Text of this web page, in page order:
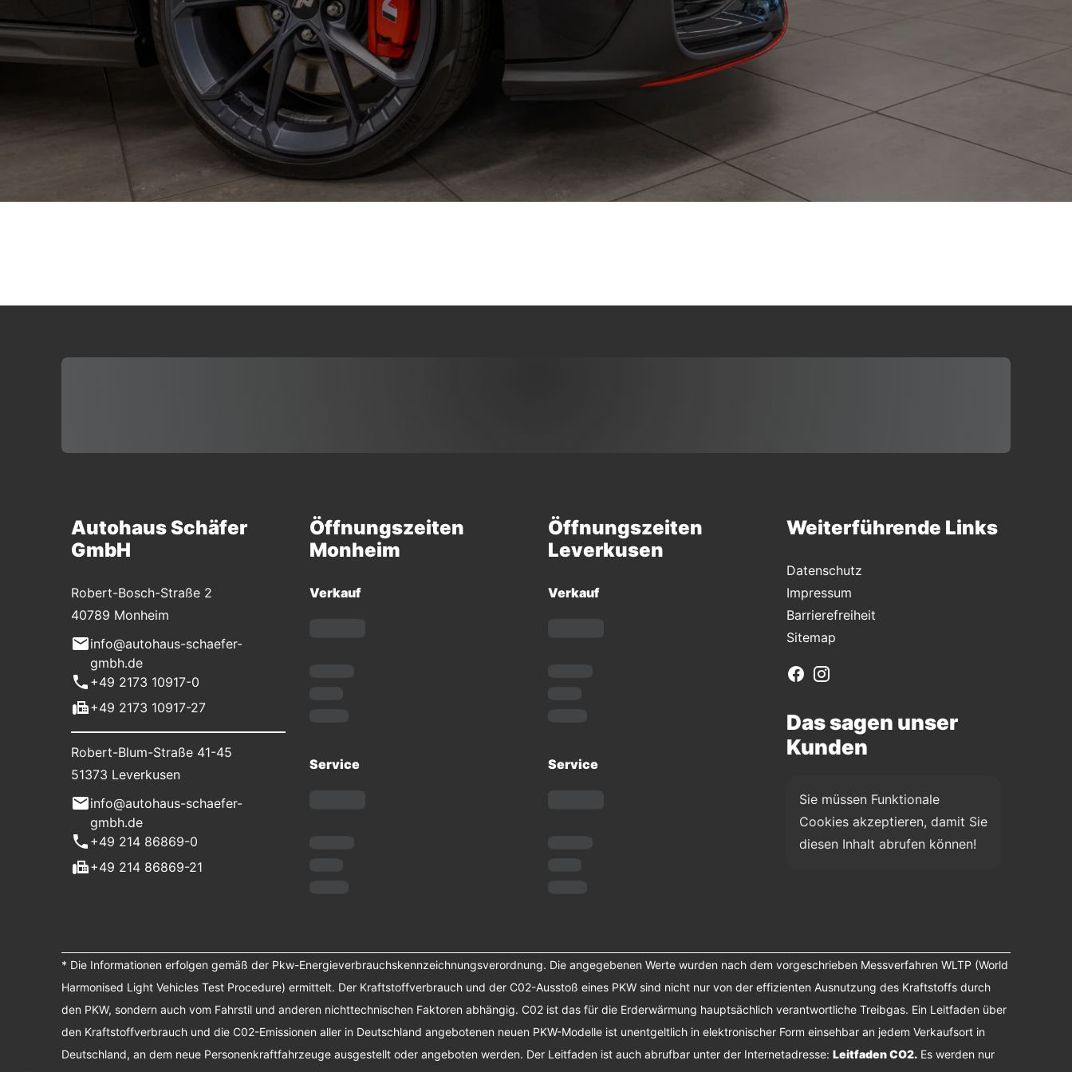
Autohaus Schäfer
GmbH
Robert-Bosch-Straße 2
40789 Monheim
info@autohaus-schaefer-
gmbh.de
+49 2173 10917-0
+49 2173 10917-27
Robert-Blum-Straße 41-45
51373 Leverkusen
info@autohaus-schaefer-
gmbh.de
+49 214 86869-0
+49 214 86869-21
Öffnungszeiten
Monheim
Verkauf
Service
Öffnungszeiten
Leverkusen
Verkauf
Service
Weiterführende Links
Datenschutz
Impressum
Barrierefreiheit
Sitemap
Das sagen unser
Kunden
Sie müssen Funktionale
Cookies akzeptieren, damit Sie
diesen Inhalt abrufen können!
* Die Informationen erfolgen gemäß der Pkw-Energieverbrauchskennzeichnungsverordnung. Die angegebenen Werte wurden nach dem vorgeschrieben Messverfahren WLTP (World
Harmonised Light Vehicles Test Procedure) ermittelt. Der Kraftstoffverbrauch und der C02-Ausstoß eines PKW sind nicht nur von der effizienten Ausnutzung des Kraftstoffs durch
den PKW, sondern auch vom Fahrstil und anderen nichttechnischen Faktoren abhängig. C02 ist das für die Erderwärmung hauptsächlich verantwortliche Treibgas. Ein Leitfaden über
den Kraftstoffverbrauch und die C02-Emissionen aller in Deutschland angebotenen neuen PKW-Modelle ist unentgeltlich in elektronischer Form einsehbar an jedem Verkaufsort in
Deutschland, an dem neue Personenkraftfahrzeuge ausgestellt oder angeboten werden. Der Leitfaden ist auch abrufbar unter der Internetadresse: Leitfaden CO2. Es werden nur